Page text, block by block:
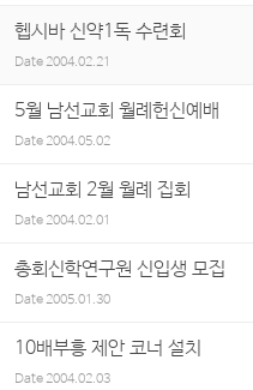
헵시바 신약1독 수련회
Date 2004.02.21
5월 남선교회 월례헌신예배
Date2004.05.02
남선교회 2월 월례 집회
Date2004.02.01
총회신학연구원 신입생 모집
Date2005.01.30
10배부흥 제안 코너 설치
Date2004.02.03